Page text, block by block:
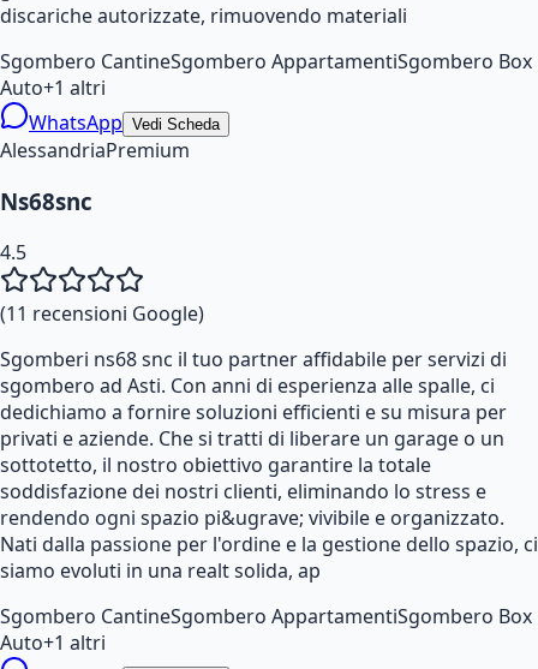
discariche autorizzate, rimuovendo materiali
Sgombero CantineSgombero AppartamentiSgombero Box
Auto+1 altri
WhatsApp Vedi Scheda
AlessandriaPremium
Ns68snc
4.5
(11 recensioni Google)
Sgomberi ns68 snc il tuo partner affidabile per servizi di
sgombero ad Asti. Con anni di esperienza alle spalle, ci
dedichiamo a fornire soluzioni efficienti e su misura per
privati e aziende. Che si tratti di liberare un garage o un
sottotetto, il nostro obiettivo garantire la totale
soddisfazione dei nostri clienti, eliminando lo stress e
rendendo ogni spazio pi&ugrave; vivibile e organizzato.
Nati dalla passione per l'ordine e la gestione dello spazio, ci
siamo evoluti in una realt solida, ap
Sgombero CantineSgombero AppartamentiSgombero Box
Auto+1 altri